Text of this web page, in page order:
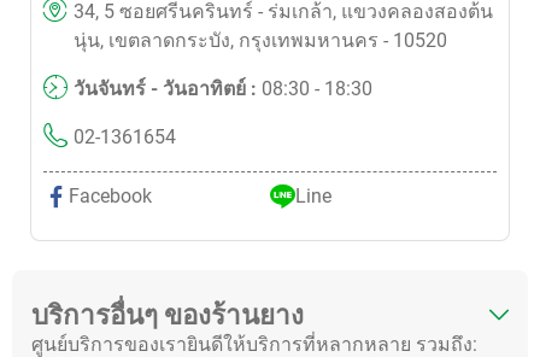
34, 5 ซอยศรีนครินทร์ - ร่มเกล้า, แขวงคลองสองต้น
นุ่น, เขตลาดกระบัง, กรุงเทพมหานคร - 10520
วันจันทร์ - วันอาทิตย์ : 08:30 - 18:30
02-1361654
Facebook Line
บริการอื่นๆ ของร้านยาง
ศูนย์บริการของเรายินดีให้บริการที่หลากหลาย รวมถึง: